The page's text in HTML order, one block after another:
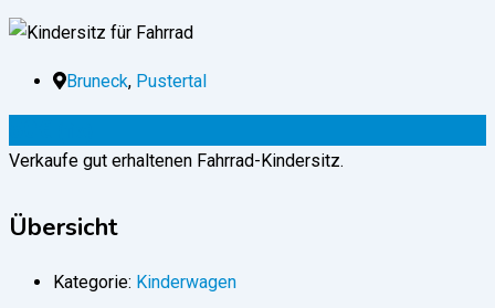
Bruneck, Pustertal
Verkaufe gut erhaltenen Fahrrad-Kindersitz.
Übersicht
Kategorie: Kinderwagen